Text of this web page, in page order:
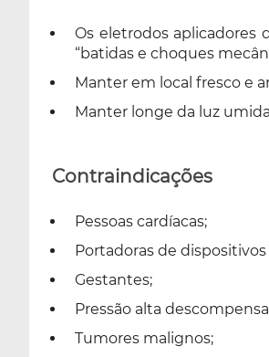
Os eletrodos aplicadores
“batidas e choques
Manter em local fresco e
Manter longe da luz
Contraindicações
Pessoas cardíacas;
Portadoras de
Gestantes;
Pressão alta
Tumores malignos;